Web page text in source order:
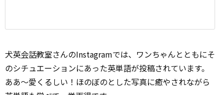
犬英会話教室さんのInstagramでは、ワンちゃんとともにそ
のシチュエーションにあった英単語が投稿されています。
ああ～愛くるしい！ほのぼのとした写真に癒やされながら